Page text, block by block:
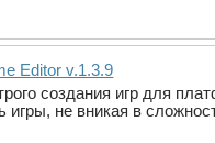
Editor v.1.3.9
создания игр для
игры, не вникая в